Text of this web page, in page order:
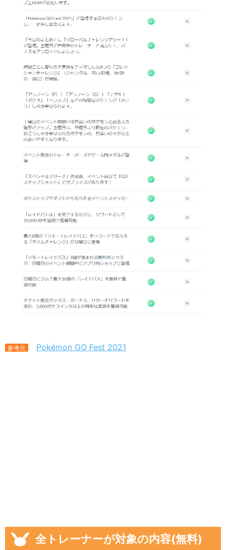
参考元 Pokémon GO Fest 2021
全トレーナーが対象の内容(無料)